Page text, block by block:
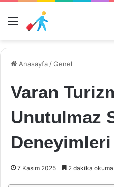
Menü
Anasayfa /Genel
Varan
Unutulmaz
Deneyimleri
7 Kasım 2025 2 dakika